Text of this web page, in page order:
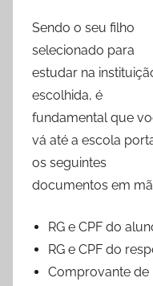
Sendo o seu filho
selecionado para
estudar na
escolhida, é
fundamental que
vá até a escola
os seguintes
documentos em
RG e CPF do
RG e CPF do
Comprovante de